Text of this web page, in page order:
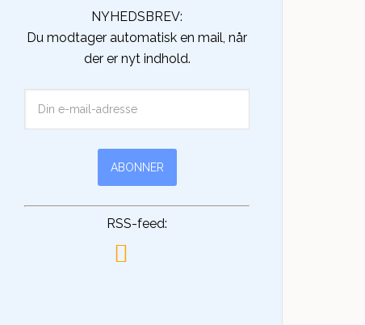
NYHEDSBREV:
Du modtager automatisk en mail, når
der er nyt indhold.
RSS-feed: